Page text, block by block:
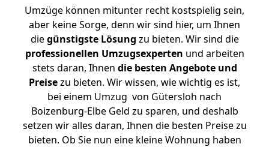
Umzüge können mitunter recht kostspielig sein,
aber keine Sorge, denn wir sind hier, um Ihnen
diegünstigste Lösung zu bieten. Wir sind die
professionellen Umzugsexperten und arbeiten
stets daran, Ihnen die besten Angebote und
Preisezu bieten. Wir wissen, wie wichtig es ist,
bei einem Umzug von Gütersloh nach
Boizenburg-Elbe Geld zu sparen, und deshalb
setzen wir alles daran, Ihnen die besten Preise zu
bieten. Ob Sie nun eine kleine Wohnung haben